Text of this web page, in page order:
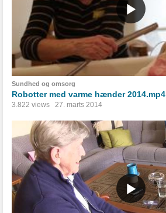
Sundhed og omsorg
Robotter med varme hænder 2014.mp4
3.822 views 27. marts 2014